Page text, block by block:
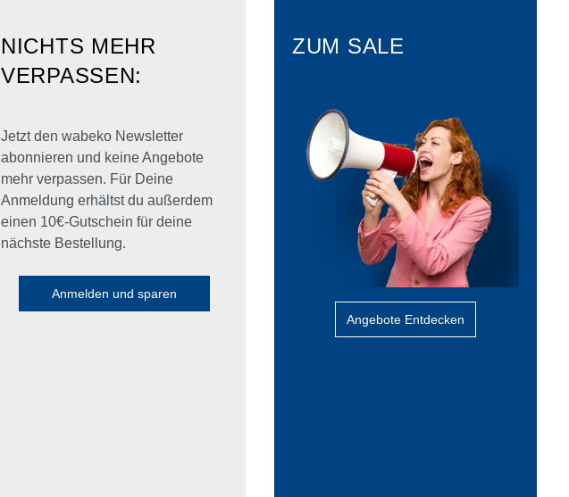
NICHTS MEHR
VERPASSEN:
Jetzt den wabeko Newsletter
abonnieren und keine Angebote
mehr verpassen. Für Deine
Anmeldung erhältst du außerdem
einen 10€-Gutschein für deine
nächste Bestellung.
Anmelden und sparen
ZUM SALE
Angebote Entdecken